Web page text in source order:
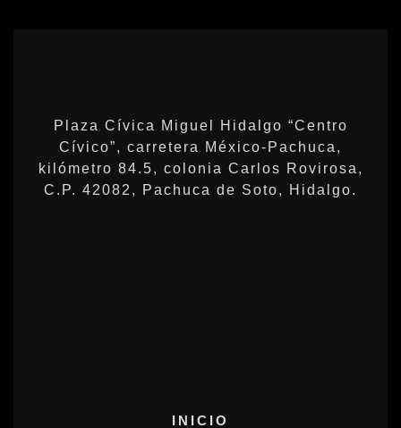
Plaza Cívica Miguel Hidalgo “Centro
Cívico”, carretera México-Pachuca,
kilómetro 84.5, colonia Carlos Rovirosa,
C.P. 42082, Pachuca de Soto, Hidalgo.
INICIO